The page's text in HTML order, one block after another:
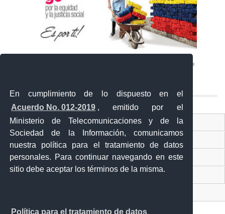
En cumplimiento de lo dispuesto en el
Acuerdo No. 012-2019 , emitido por el
Ministerio de Telecomunicaciones y de la
Sociedad de la Información, comunicamos
nuestra política para el tratamiento de datos
personales. Para continuar navegando en este
sitio debe aceptar los términos de la misma.
Política para el tratamiento de datos
Ventanilla Única Virtual
Ventanilla Única de Comercio Exterior
Gobierno Abierto